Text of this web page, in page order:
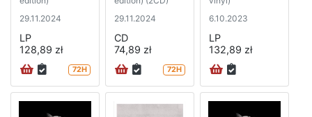
29.11.2024
LP
128,89 zł
72H
29.11.2024
CD
74,89 zł
72H
6.10.2023
LP
132,89 zł